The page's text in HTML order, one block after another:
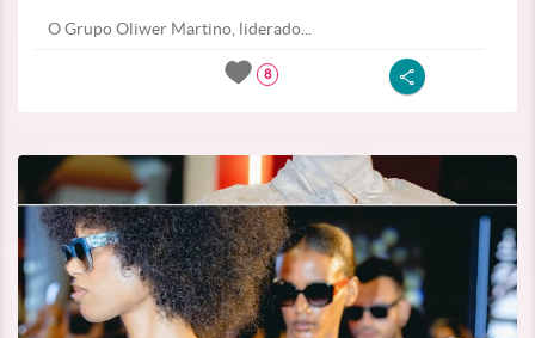
O Grupo Oliwer Martino, liderado...
8